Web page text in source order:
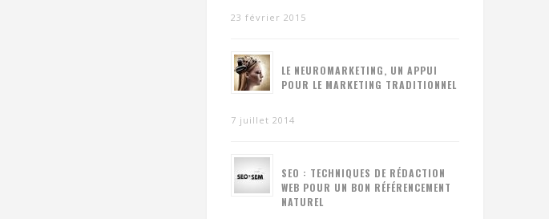
23 février 2015
LE NEUROMARKETING, UN APPUI
POUR LE MARKETING TRADITIONNEL
7 juillet 2014
SEO : TECHNIQUES DE RÉDACTION
WEB POUR UN BON RÉFÉRENCEMENT
NATUREL